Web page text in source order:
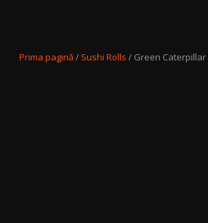
Prima pagină/ Sushi Rolls / Green Caterpillar